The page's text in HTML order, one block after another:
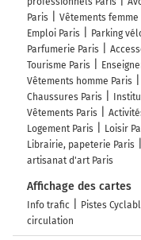
Tourner
195 km
Tourner
196 km
197 km
Paris
Vêtements femme
Emploi Paris
Parking
Parfumerie Paris
Tourisme Paris
Vêtements homme Paris
Chaussures Paris
Vêtements Paris
Logement Paris
Loisir
Librairie, papeterie Paris
artisanat d'art Paris
Affichage des cartes
Info trafic Pistes
circulation